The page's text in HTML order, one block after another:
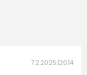
7.2.2025. 20:14